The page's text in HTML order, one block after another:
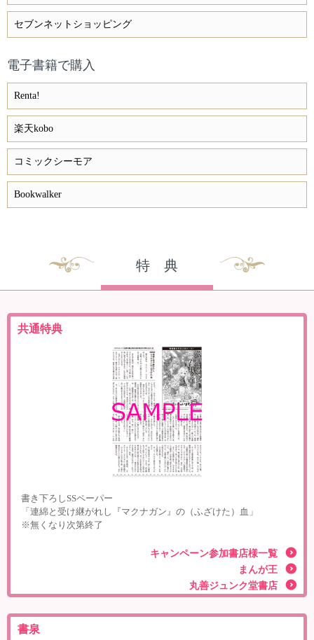
セブンネットショッピング
電子書籍で購入
Renta!
楽天kobo
コミックシーモア
Bookwalker
特 典
共通特典
書き下ろしSSペーパー
「連綿と受け継がれし『マクナガン』の（ふざけた）血」
※無くなり次第終了
キャンペーン参加書店様一覧
まんが王
丸善ジュンク堂書店
書泉